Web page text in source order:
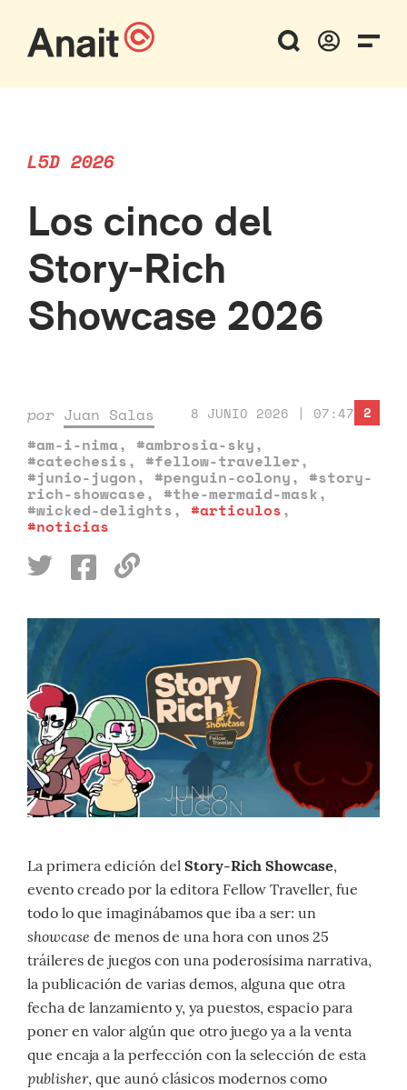
L5D 2026
Los cinco del
Story-Rich
Showcase 2026
por Juan Salas 8 JUNIO 2026 | 07:47
#am-i-nima, #ambrosia-sky,
#catechesis, #fellow-traveller,
#junio-jugon, #penguin-colony, #story-
rich-showcase, #the-mermaid-mask,
#wicked-delights, #articulos,
#noticias
2
La primera edición del Story-Rich Showcase,
evento creado por la editora Fellow Traveller, fue
todo lo que imaginábamos que iba a ser: un
showcase de menos de una hora con unos 25
tráileres de juegos con una poderosísima narrativa,
la publicación de varias demos, alguna que otra
fecha de lanzamiento y, ya puestos, espacio para
poner en valor algún que otro juego ya a la venta
que encaja a la perfección con la selección de esta
publisher, que aunó clásicos modernos como